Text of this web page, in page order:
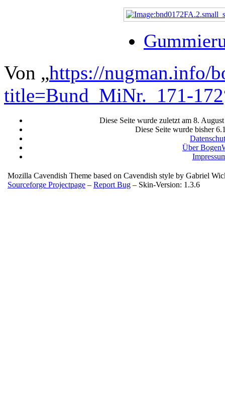
Von „https://nugman.info/
title=Bund_MiNr._171-172
Diese Seite wurde zuletzt am 8.
Diese Seite wurde bisher
Über
Mozilla Cavendish Theme based on Cavendish style by Gabriel
Sourceforge Projectpage – Report Bug – Skin-Version: 1.3.6